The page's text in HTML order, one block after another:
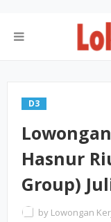
D3
Hasnur
Group)
by Lowongan